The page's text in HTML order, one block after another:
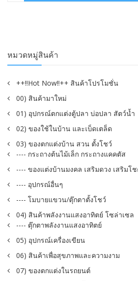
หมวดหมู่สินค้า
++!!Hot Now!!++ สินค้าโปรโมชั่น
00) สินค้ามาใหม่
01) อุปกรณ์ตกแต่งตู้ปลา บ่อปลา สัตว์น้ำ
02) ของใช้ในบ้าน และเบ็ดเตล็ด
03) ของตกแต่งบ้าน สวน ตั้งโชว์
---- กระถางต้นไม้เล็ก กระถางแคคตัส
---- ของแต่งบ้านมงคล เสริมดวง เสริมโ
---- อุปกรณ์อื่นๆ
---- โมบายแขวน/ตุ๊กตาตั้งโชว์
04) สินค้าพลังงานแสงอาทิตย์ โซล่าเซล
---- ตุ๊กตาพลังงานแสงอาทิตย์
05) อุปกรณ์เครื่องเขียน
06) สินค้าเพื่อสุขภาพและความงาม
07) ของตกแต่งในรถยนต์